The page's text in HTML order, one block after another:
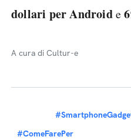
dollari per Androide
A cura di Cultur-e
#ComeFarePer